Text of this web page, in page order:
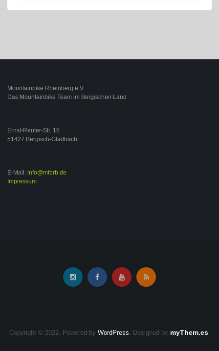
Mountainbike Rheinberg e.V.
Das Mountainbike Team im Bergischen Land
Ernst-Reuter-Str. 15
51427 Bergisch-Gladbach
E-Mail: info@mtbrb.de
Impressum
Copyright © 2022. Powered by WordPress. Designed by myThem.es.